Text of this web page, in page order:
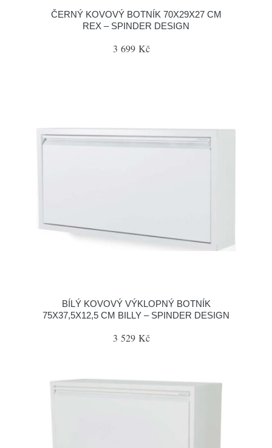
ČERNÝ KOVOVÝ BOTNÍK 70X29X27 CM
REX – SPINDER DESIGN
3 699 Kč
BÍLÝ KOVOVÝ VÝKLOPNÝ BOTNÍK
75X37,5X12,5 CM BILLY – SPINDER DESIGN
3 529 Kč